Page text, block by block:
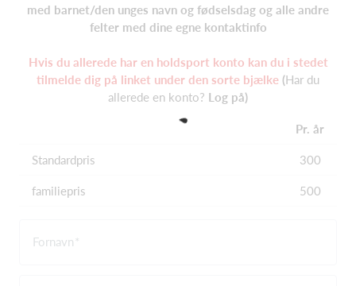
med barnet/den unges navn og fødselsdag og alle andre
felter med dine egne kontaktinfo
Hvis du allerede har en holdsport konto kan du i stedet
tilmelde dig på linket under den sorte bjælke (Har du
allerede en konto? Log på)
Pr. år
Standardpris 300
familiepris 500
Fornavn